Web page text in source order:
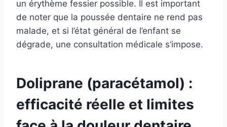
un érythème fessier possible. Il est important
de noter que la poussée dentaire ne rend pas
malade, et si l’état général de l’enfant se
dégrade, une consultation médicale s’impose.
Doliprane (paracétamol) :
efficacité réelle et limites